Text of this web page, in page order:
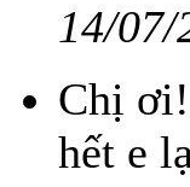
14/07/
Chị
hết e